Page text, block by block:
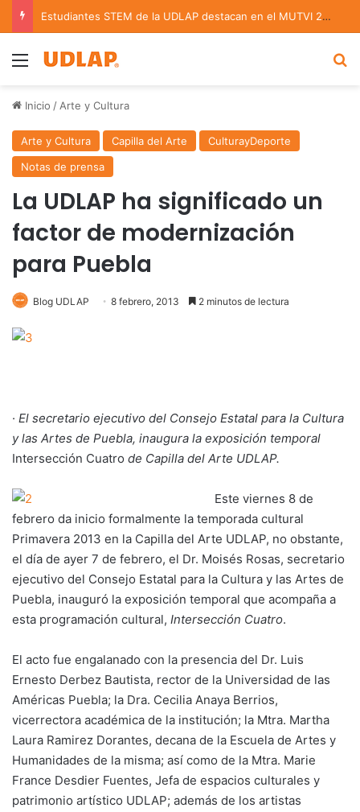
Estudiantes STEM de la UDLAP destacan en el MUTVI 2026
Menu
Inicio / Arte y Cultura
Arte y Cultura Capilla del Arte
CulturayDeporte
Notas de prensa
La UDLAP ha significado un
factor de modernización
para Puebla
Blog UDLAP 8 febrero, 2013 2 minutos de lectura
· El secretario ejecutivo del Consejo Estatal para la Cultura
y las Artes de Puebla, inaugura la exposición temporal
Intersección Cuatro de Capilla del Arte UDLAP.
Este viernes 8 de
febrero da inicio formalmente la temporada cultural
Primavera 2013 en la Capilla del Arte UDLAP, no obstante,
el día de ayer 7 de febrero, el Dr. Moisés Rosas, secretario
ejecutivo del Consejo Estatal para la Cultura y las Artes de
Puebla, inauguró la exposición temporal que acompaña a
esta programación cultural, Intersección Cuatro.
El acto fue engalanado con la presencia del Dr. Luis
Ernesto Derbez Bautista, rector de la Universidad de las
Américas Puebla; la Dra. Cecilia Anaya Berrios,
vicerrectora académica de la institución; la Mtra. Martha
Laura Ramirez Dorantes, decana de la Escuela de Artes y
Humanidades de la misma; así como de la Mtra. Marie
France Desdier Fuentes, Jefa de espacios culturales y
patrimonio artístico UDLAP; además de los artistas